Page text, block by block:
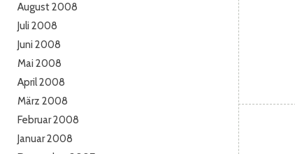
August 2008
Juli 2008
Juni 2008
Mai 2008
April 2008
März 2008
Februar 2008
Januar 2008